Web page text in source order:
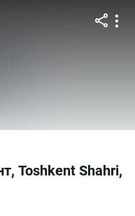
Toshkent Shahri,